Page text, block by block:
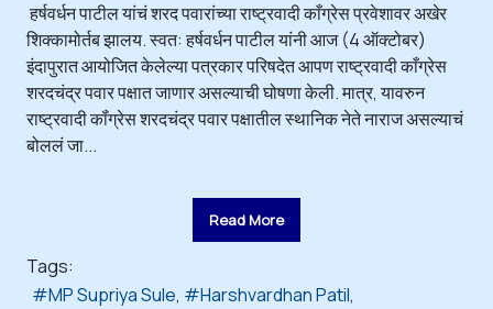
हर्षवर्धन पाटील यांचं शरद पवारांच्या राष्ट्रवादी काँग्रेस प्रवेशावर अखेर
शिक्कामोर्तब झालय. स्वत: हर्षवर्धन पाटील यांनी आज (4 ऑक्टोबर)
इंदापुरात आयोजित केलेल्या पत्रकार परिषदेत आपण राष्ट्रवादी काँग्रेस
शरदचंद्र पवार पक्षात जाणार असल्याची घोषणा केली. मात्र, यावरुन
राष्ट्रवादी कॉंग्रेस शरदचंद्र पवार पक्षातील स्थानिक नेते नाराज असल्याचं
बोललं जा...
Read More
Tags:
MP Supriya Sule
Harshvardhan Patil